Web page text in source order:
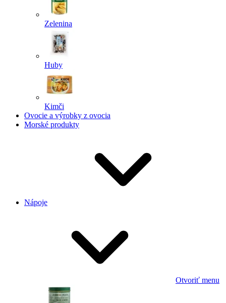
Zelenina
Huby
Kimči
Ovocie a výrobky z ovocia
Morské produkty
Nápoje
Otvoriť menu